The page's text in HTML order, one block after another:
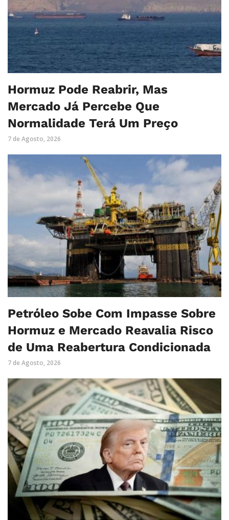
Hormuz Pode Reabrir, Mas
Mercado Já Percebe Que
Normalidade Terá Um Preço
7 de Agosto, 2026
Petróleo Sobe Com Impasse Sobre
Hormuz e Mercado Reavalia Risco
de Uma Reabertura Condicionada
7 de Agosto, 2026